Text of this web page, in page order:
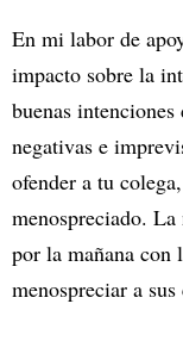
En mi labor de
impacto sobre la
buenas intenciones
negativas e
ofender a tu
menospreciado. La
por la mañana con
menospreciar a sus